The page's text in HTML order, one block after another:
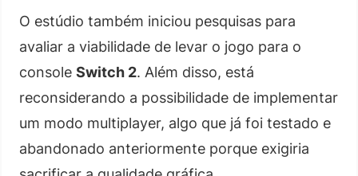
O estúdio também iniciou pesquisas para
avaliar a viabilidade de levar o jogo para o
console Switch 2. Além disso, está
reconsiderando a possibilidade de implementar
um modo multiplayer, algo que já foi testado e
abandonado anteriormente porque exigiria